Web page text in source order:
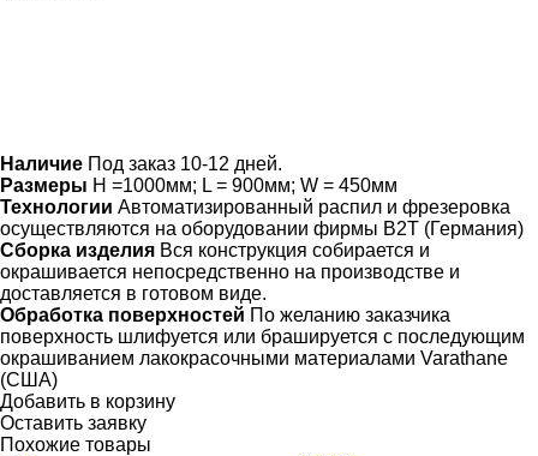
Наличие Под заказ 10-12 дней.
Размеры H =1000мм; L = 900мм; W = 450мм
Технологии Автоматизированный распил и фрезеровка
осуществляются на оборудовании фирмы B2T (Германия)
Сборка изделия Вся конструкция собирается и
окрашивается непосредственно на производстве и
доставляется в готовом виде.
Обработка поверхностей По желанию заказчика
поверхность шлифуется или брашируется с последующим
окрашиванием лакокрасочными материалами Varathane
(США)
Добавить в корзину
Оставить заявку
Похожие товары